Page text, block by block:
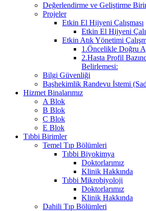
Değerlendirme ve Geliştirme
Projeler
Etkin El Hijyeni Çalışması
Etkin El Hijyeni
Etkin Atık Yönetimi
1.Öncelikle Doğru
2.Hasta Profil
Belirlemesi:
Bilgi Güvenliği
Başhekimlik Randevu İstemi
Hizmet Binalarımız
A Blok
B Blok
C Blok
E Blok
Tıbbi Birimler
Temel Tıp Bölümleri
Tıbbi Biyokimya
Doktorlarımız
Klinik Hakkında
Tıbbi Mikrobiyoloji
Doktorlarımız
Klinik Hakkında
Dahili Tıp Bölümleri